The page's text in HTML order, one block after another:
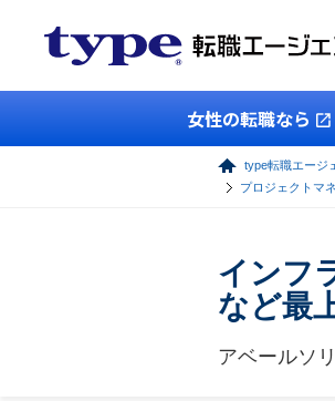
女性の転職なら
type転職エージ
プロジェクトマ
インフ
など最
アベールソ